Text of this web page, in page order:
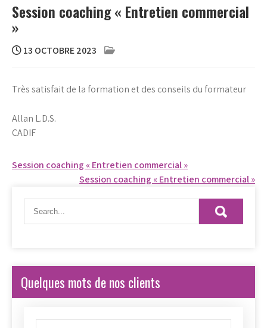
Session coaching « Entretien commercial
»
13 OCTOBRE 2023
Très satisfait de la formation et des conseils du formateur
Allan L.D.S.
CADIF
Navigation
l’article
Session coaching « Entretien commercial »
Session coaching « Entretien commercial »
Quelques mots de nos clients